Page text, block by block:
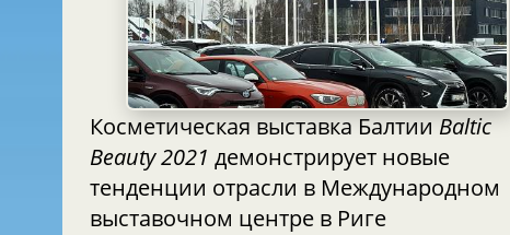
Косметическая выставка БалтииBaltic
Beauty 2021 демонстрирует новые
тенденции отрасли в Международном
выставочном центре в Риге